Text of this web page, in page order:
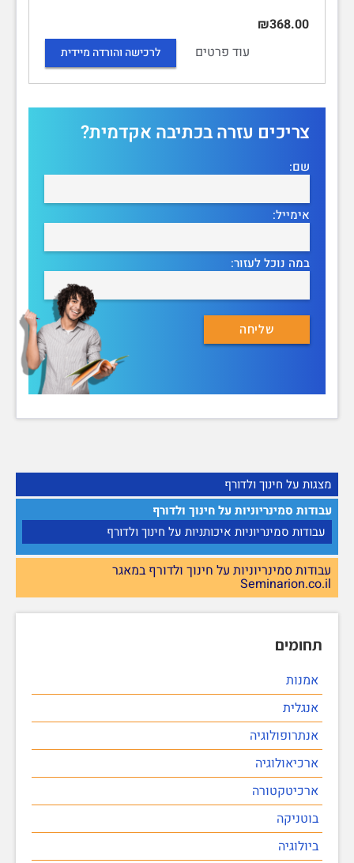
מצגות על חינוך ולדורף
עבודות סמינריוניות על חינוך ולדורף
עבודות סמינריוניות איכותניות על חינוך ולדורף
עבודות סמינריוניות על חינוך ולדורף במאגר
Seminarion.co.il
תחומים
אמנות
אנגלית
אנתרופולוגיה
ארכיאולוגיה
ארכיטקטורה
בוטניקה
ביולוגיה
₪368.00
עוד פרטים
לרכישה והורדה מיידית
צריכים עזרה בכתיבה אקדמית?
שם:
אימייל:
במה נוכל לעזור: